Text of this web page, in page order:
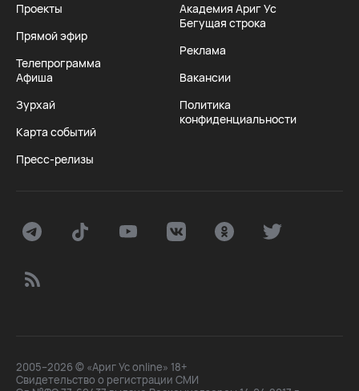
Проекты
Прямой эфир
Телепрограмма
Афиша
Зурхай
Карта событий
Пресс-релизы
Академия Ариг Ус
Бегущая строка
Реклама
Вакансии
Политика
конфиденциальности
2005–2026 © «Ариг Ус online» 18+
Свидетельство о регистрации СМИ